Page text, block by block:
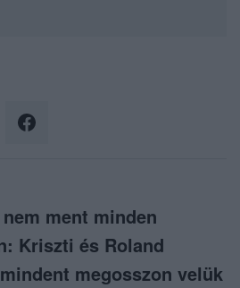
ment minden
Kriszti és Roland
megosszon velük